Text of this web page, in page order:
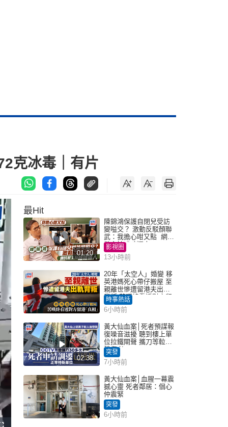
克冰毒｜有片
最Hit
01:20
陳錦鴻保護自閉兒受訪
變嗌交？ 激動反駁顏聯
武：我擔心咁又點 網民
批主持咄咄逼人
影視圈
13小時前
20年「太空人」婚變 移
英港媽死心帶仔搬屋 至
親離世慘遭留港夫出軌
背叛 苦嘆終看透對方留
港「真相」｜Juicy叮
時事熱話
6小時前
02:38
黃大仙血案│死者預謀報
復噪音滋擾 聽到樓上單
位拉鐵閘聲 攜刀等𨋢伏
擊傷者
突發
7小時前
黃大仙血案│血腥一幕震
撼心靈 死者鄰居：個心
仲震緊
突發
6小時前